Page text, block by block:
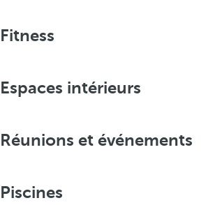
Fitness
Espaces intérieurs
Réunions et événements
Piscines